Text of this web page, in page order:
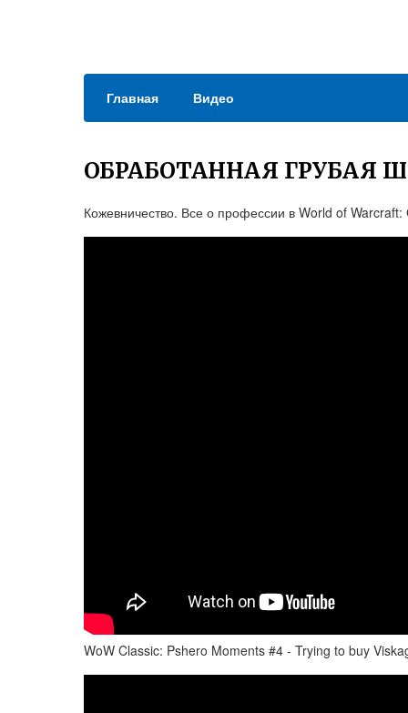
Главная Видео
ОБРАБОТАННАЯ ГРУБАЯ
Кожевничество. Все о профессии в World of Warcraft:
WoW Classic: Pshero Moments #4 - Trying to buy